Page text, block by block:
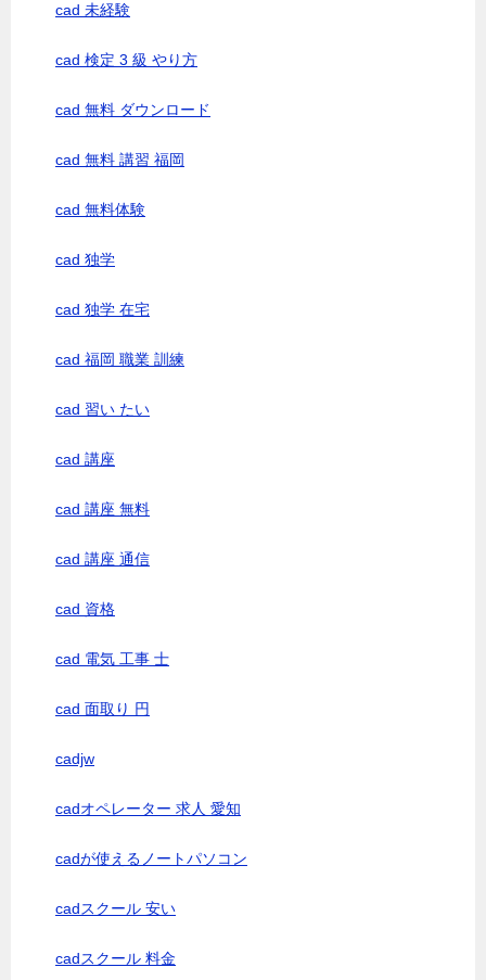
cad 未経験
cad 検定 3 級 やり方
cad 無料 ダウンロード
cad 無料 講習 福岡
cad 無料体験
cad 独学
cad 独学 在宅
cad 福岡 職業 訓練
cad 習い たい
cad 講座
cad 講座 無料
cad 講座 通信
cad 資格
cad 電気 工事 士
cad 面取り 円
cadjw
cadオペレーター 求人 愛知
cadが使えるノートパソコン
cadスクール 安い
cadスクール 料金